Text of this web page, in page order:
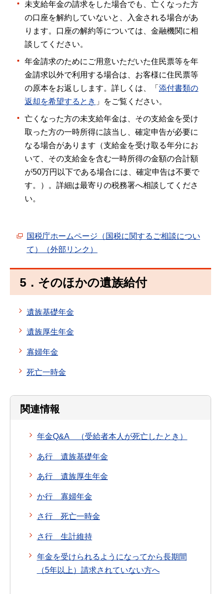
未支給年金の請求をした場合でも、亡くなった方
の口座を解約していないと、入金される場合があ
ります。口座の解約等については、金融機関に相
談してください。
年金請求のためにご用意いただいた住民票等を年
金請求以外で利用する場合は、お客様に住民票等
の原本をお返しします。詳しくは、「 添付書類の
返却を希望するとき 」をご覧ください。
亡くなった方の未支給年金は、その支給金を受け
取った方の一時所得に該当し、確定申告が必要に
なる場合があります（支給金を受け取る年分にお
いて、その支給金を含む一時所得の金額の合計額
が50万円以下である場合には、確定申告は不要で
す。）。詳細は最寄りの税務署へ相談してくださ
い。
国税庁ホームページ（国税に関するご相談につい
て）（外部リンク）
5．そのほかの遺族給付
遺族基礎年金
遺族厚生年金
寡婦年金
死亡一時金
関連情報
年金Q&A （受給者本人が死亡したとき）
あ行 遺族基礎年金
あ行 遺族厚生年金
か行 寡婦年金
さ行 死亡一時金
さ行 生計維持
年金を受けられるようになってから長期間
（5年以上）請求されていない方へ